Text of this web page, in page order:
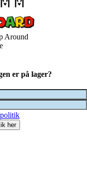
Around
er på lager?
her